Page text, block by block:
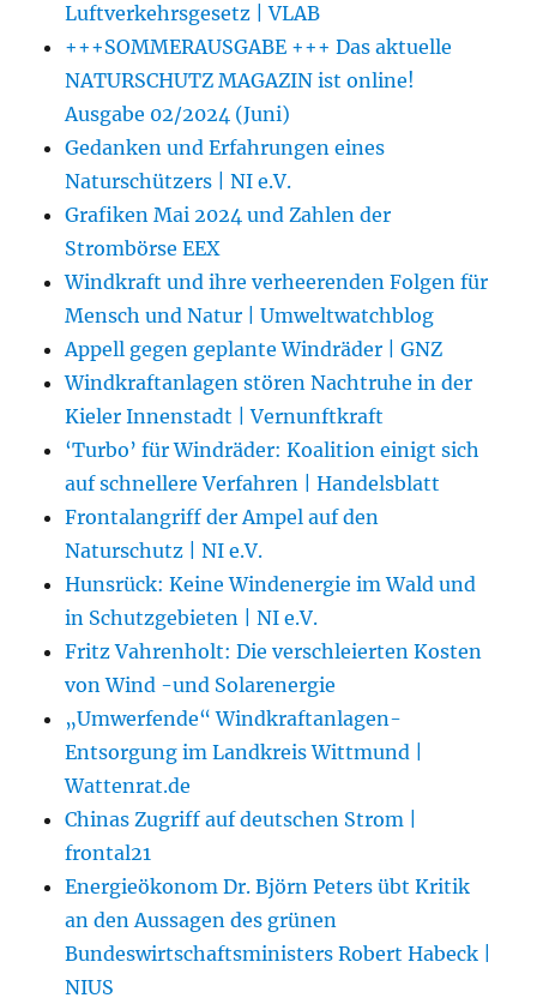
Luftverkehrsgesetz | VLAB
+++SOMMERAUSGABE +++ Das aktuelle
NATURSCHUTZ MAGAZIN ist online!
Ausgabe 02/2024 (Juni)
Gedanken und Erfahrungen eines
Naturschützers | NI e.V.
Grafiken Mai 2024 und Zahlen der
Strombörse EEX
Windkraft und ihre verheerenden Folgen für
Mensch und Natur | Umweltwatchblog
Appell gegen geplante Windräder | GNZ
Windkraftanlagen stören Nachtruhe in der
Kieler Innenstadt | Vernunftkraft
‘Turbo’ für Windräder: Koalition einigt sich
auf schnellere Verfahren | Handelsblatt
Frontalangriff der Ampel auf den
Naturschutz | NI e.V.
Hunsrück: Keine Windenergie im Wald und
in Schutzgebieten | NI e.V.
Fritz Vahrenholt: Die verschleierten Kosten
von Wind -und Solarenergie
„Umwerfende“ Windkraftanlagen-
Entsorgung im Landkreis Wittmund |
Wattenrat.de
Chinas Zugriff auf deutschen Strom |
frontal21
Energieökonom Dr. Björn Peters übt Kritik
an den Aussagen des grünen
Bundeswirtschaftsministers Robert Habeck |
NIUS